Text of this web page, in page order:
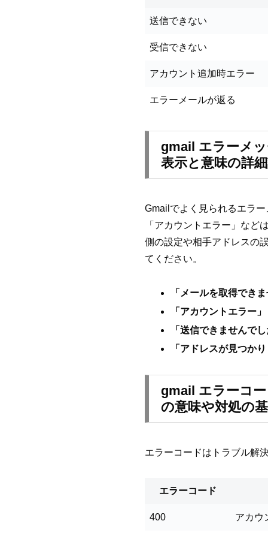
送信できない
受信できない
アカウント追加時エラー
エラーメールが返る
gmail エラーメ
表示と意味の詳
Gmailでよく見られるエラ
「アカウントエラー」など
側の設定や相手アドレスの
てください。
「メールを取得でき
「アカウントエラー」
「送信できませんで
「アドレスが見つか
gmail エラーコ
の意味や対処の
エラーコードはトラブル解
エラーコード
400 アカウ